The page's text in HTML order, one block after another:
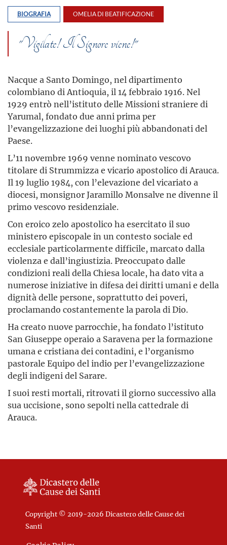
BIOGRAFIA OMELIA DI BEATIFICAZIONE
"Vigilate! Il Signore viene!"
Nacque a Santo Domingo, nel dipartimento
colombiano di Antioquia, il 14 febbraio 1916. Nel
1929 entrò nell’istituto delle Missioni straniere di
Yarumal, fondato due anni prima per
l’evangelizzazione dei luoghi più abbandonati del
Paese.
L’11 novembre 1969 venne nominato vescovo
titolare di Strummizza e vicario apostolico di Arauca.
Il 19 luglio 1984, con l’elevazione del vicariato a
diocesi, monsignor Jaramillo Monsalve ne divenne il
primo vescovo residenziale.
Con eroico zelo apostolico ha esercitato il suo
ministero episcopale in un contesto sociale ed
ecclesiale particolarmente difficile, marcato dalla
violenza e dall’ingiustizia. Preoccupato dalle
condizioni reali della Chiesa locale, ha dato vita a
numerose iniziative in difesa dei diritti umani e della
dignità delle persone, soprattutto dei poveri,
proclamando costantemente la parola di Dio.
Ha creato nuove parrocchie, ha fondato l’istituto
San Giuseppe operaio a Saravena per la formazione
umana e cristiana dei contadini, e l’organismo
pastorale Equipo del indio per l’evangelizzazione
degli indigeni del Sarare.
I suoi resti mortali, ritrovati il giorno successivo alla
sua uccisione, sono sepolti nella cattedrale di
Arauca.
Copyright © 2019-2026 Dicastero delle Cause dei
Santi